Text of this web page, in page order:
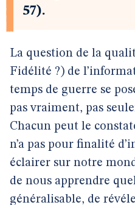
57).
La question de la
Fidélité ?) de
temps de guerre se
pas vraiment, pas
Chacun peut le
n’a pas pour finalité
éclairer sur notre
de nous apprendre
généralisable, de